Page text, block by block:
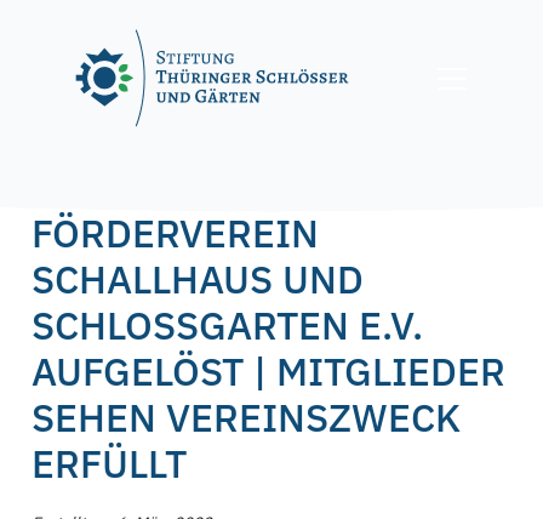
FÖRDERVEREIN
SCHALLHAUS UND
SCHLOSSGARTEN E.V.
AUFGELÖST | MITGLIEDER
SEHEN VEREINSZWECK
ERFÜLLT